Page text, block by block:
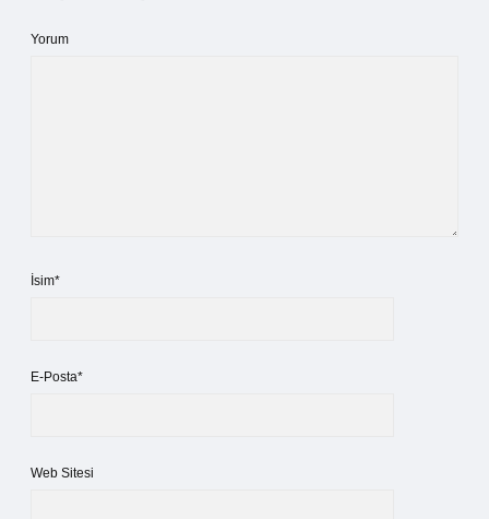
Yorum
İsim*
E-Posta*
Web Sitesi